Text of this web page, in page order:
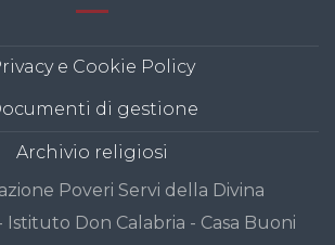
e Cookie Policy
di gestione
Archivio religiosi
Poveri Servi della Divina
Istituto Don Calabria - Casa Buoni